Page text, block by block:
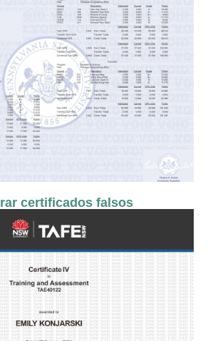
certificados falsos